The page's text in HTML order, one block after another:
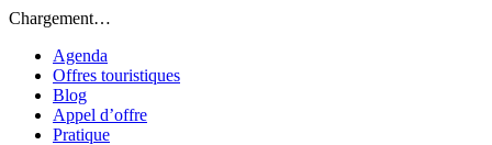
Chargement…
Agenda
Offres touristiques
Blog
Appel d’offre
Pratique